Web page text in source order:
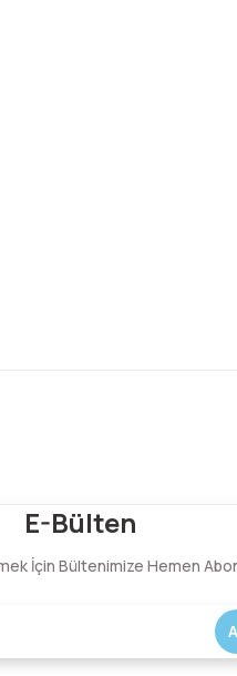
Yorum Yaz
E-Bülten
İçin Bültenimize Hemen